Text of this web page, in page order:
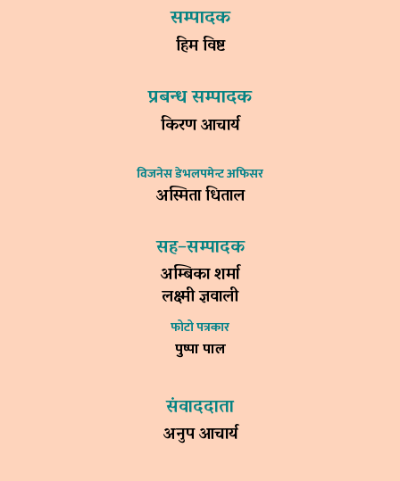
सम्पादक
हिम विष्ट
प्रबन्ध सम्पादक
किरण आचार्य
विजनेस डेभलपमेन्ट अफिसर
अस्मिता धिताल
सह–सम्पादक
अम्बिका शर्मा
लक्ष्मी ज्ञवाली
फोटो पत्रकार
पुष्पा पाल
संवाददाता
अनुप आचार्य